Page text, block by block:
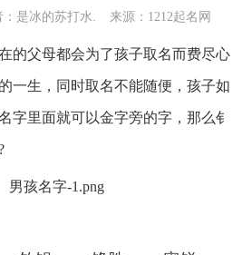
：是冰的苏打水. 来源：1212起名网
的父母都会为了孩子取名而费尽心
一生，同时取名不能随便，孩子如
字里面就可以金字旁的字，那么钅